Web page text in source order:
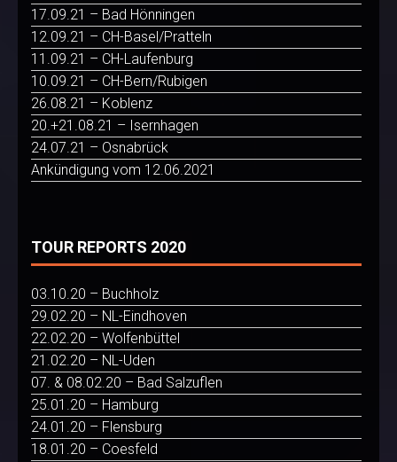
17.09.21 – Bad Hönningen
12.09.21 – CH-Basel/Pratteln
11.09.21 – CH-Laufenburg
10.09.21 – CH-Bern/Rubigen
26.08.21 – Koblenz
20.+21.08.21 – Isernhagen
24.07.21 – Osnabrück
Ankündigung vom 12.06.2021
TOUR REPORTS 2020
03.10.20 – Buchholz
29.02.20 – NL-Eindhoven
22.02.20 – Wolfenbüttel
21.02.20 – NL-Uden
07. & 08.02.20 – Bad Salzuflen
25.01.20 – Hamburg
24.01.20 – Flensburg
18.01.20 – Coesfeld